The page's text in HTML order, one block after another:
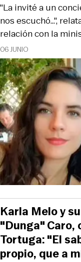
06 JUNIO
"La invité a un
nos escuchó...",
relación con la
Karla Melo y
"Dunga" Caro,
Tortuga: "El
propio, que a